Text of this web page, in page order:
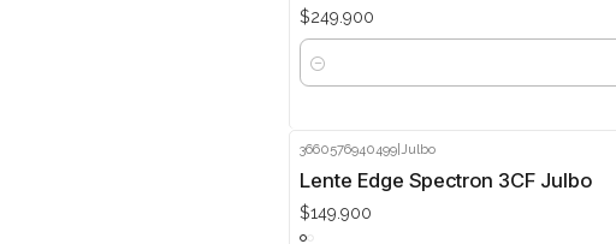
$249.900
Cantidad
3660576940499 |Julbo
Lente Edge Spectron 3CF Julbo
$149.900